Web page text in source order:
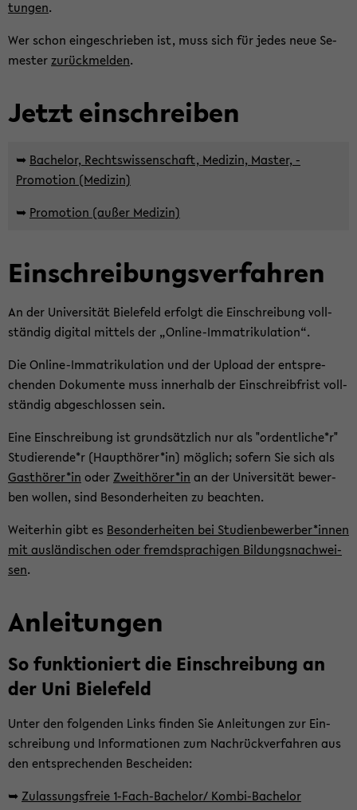
tun­gen.
Wer schon ein­ge­schrie­ben ist, muss sich für jedes neue Se­
mes­terzu­rück­mel­den.
Jetzt ein­schrei­ben
➥ Bachelor, Rechtswissenschaft, Medizin, Master, ­
Promotion (Medizin)
➥ Pro­mo­ti­on (außer Me­di­zin)
Ein­schrei­bungs­ver­fah­ren
An der Uni­ver­si­tät Bie­le­feld er­folgt die Ein­schrei­bung voll­
stän­dig di­gi­tal mit­tels der „Online-​Immatrikulation“.
Die Online-​Immatrikulation und der Upload der ent­spre­
chen­den Do­ku­men­te muss in­ner­halb der Ein­schreib­frist voll­
stän­dig ab­ge­schlos­sen sein.
Eine Ein­schrei­bung ist grund­sätz­lich nur als "or­dent­li­che*r"
Stu­die­ren­de*r (Haupt­hö­rer*in) mög­lich; so­fern Sie sich als
Gast­hö­rer*in oderZweit­hö­rer*in an der Uni­ver­si­tät be­wer­
ben wol­len, sind Be­son­der­hei­ten zu be­ach­ten.
Wei­ter­hin gibt es Be­son­der­hei­ten bei Stu­di­en­be­wer­ber*innen
mit aus­län­di­schen oder fremd­spra­chi­gen Bil­dungs­nach­wei­
sen.
An­lei­tun­gen
So funk­tio­niert die Ein­schrei­bung an
der Uni Bie­le­feld
Unter den fol­gen­den Links fin­den Sie An­lei­tun­gen zur Ein­
schrei­bung und In­for­ma­tio­nen zum Nach­rück­ver­fah­ren aus
den ent­spre­chen­den Be­schei­den:
➥ Zu­las­sungs­freie 1-​Fach-Bachelor/ Kombi-​Bachelor